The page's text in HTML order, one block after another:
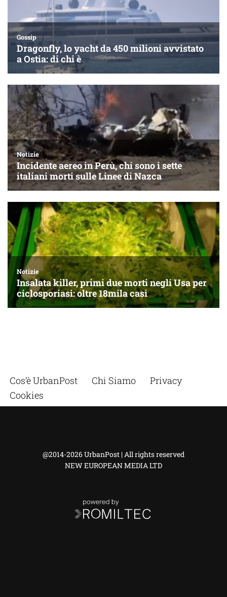
Cos’è UrbanPost Chi Siamo
Privacy
Cookies
@2014-2026 UrbanPost | All rights reserved
NEW EUROPEAN MEDIA LTD